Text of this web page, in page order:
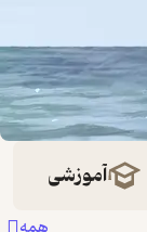
آموزشی